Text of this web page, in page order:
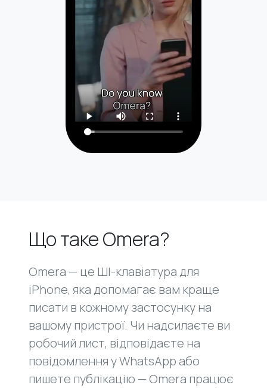
Що таке Omera?
Omera — це ШІ-клавіатура для
iPhone, яка допомагає вам краще
писати в кожному застосунку на
вашому пристрої. Чи надсилаєте ви
робочий лист, відповідаєте на
повідомлення у WhatsApp або
пишете публікацію — Omera працює